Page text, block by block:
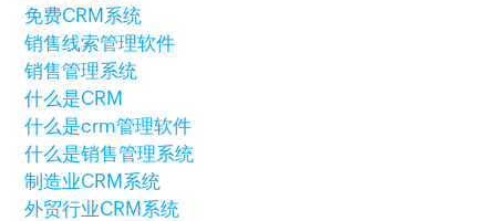
免费CRM系统
销售线索管理软件
销售管理系统
什么是CRM
什么是crm管理软件
什么是销售管理系统
制造业CRM系统
外贸行业CRM系统